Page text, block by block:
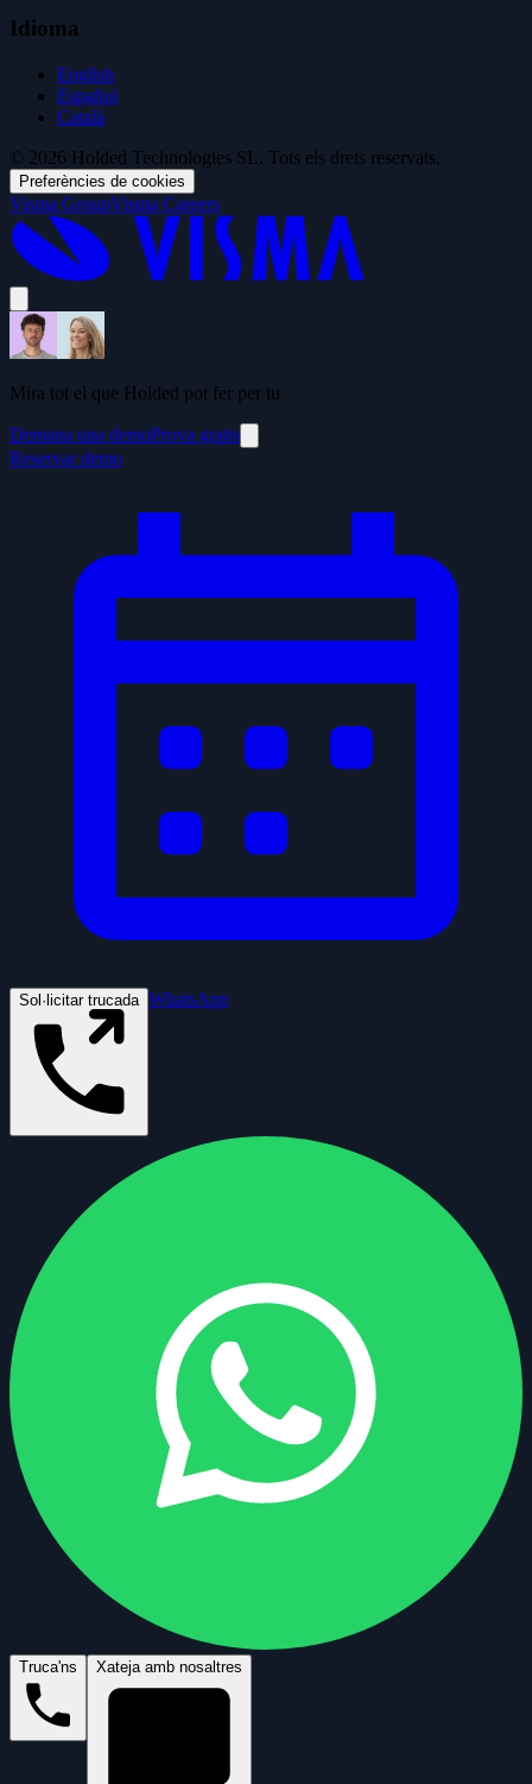
Idioma
English
Español
Català
© 2026 Holded Technologies SL. Tots els drets reservats.
Preferències de cookies
Visma GroupVisma Careers
Mira tot el que Holded pot fer per tu
Demana una demoProva gratis
Reservar demo
Sol·licitar trucada WhatsApp
Truca'ns Xateja amb nosaltres